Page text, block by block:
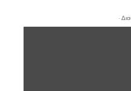
-